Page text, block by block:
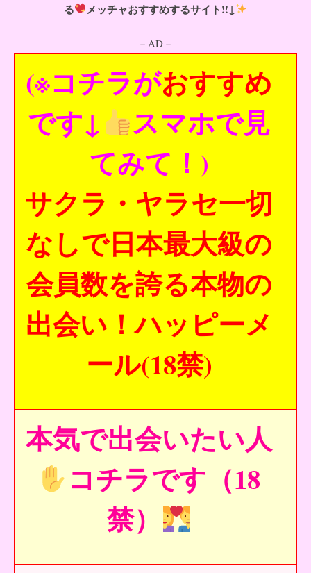
る
メッチャおすすめするサイト!!↓
－AD－
(※コチラがおすすめ
です↓
スマホで見
てみて！)
サクラ・ヤラセ一切
なしで日本最大級の
会員数を誇る本物の
出会い！ハッピーメ
ール(18禁)
本気で出会いたい人
コチラです（18
禁）